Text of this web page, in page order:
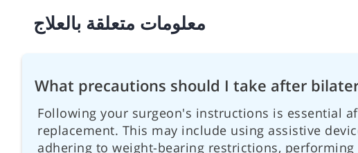
معلومات متعلقة بالعلاج
What precautions should I take after
Following your surgeon's instructions is essential
replacement. This may include using assistive
adhering to weight-bearing restrictions, performing